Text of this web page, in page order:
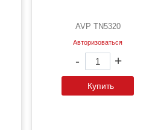
AVP TN5320
Авторизоваться
- +
Купить